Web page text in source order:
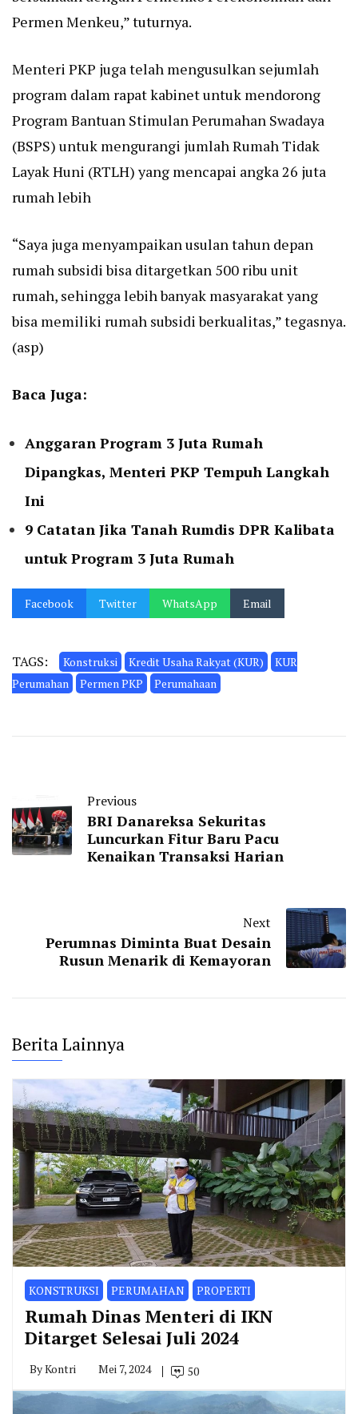
Permen Menkeu,” tuturnya.
Menteri PKP juga telah mengusulkan sejumlah
program dalam rapat kabinet untuk mendorong
Program Bantuan Stimulan Perumahan Swadaya
(BSPS) untuk mengurangi jumlah Rumah Tidak
Layak Huni (RTLH) yang mencapai angka 26 juta
rumah lebih
“Saya juga menyampaikan usulan tahun depan
rumah subsidi bisa ditargetkan 500 ribu unit
rumah, sehingga lebih banyak masyarakat yang
bisa memiliki rumah subsidi berkualitas,” tegasnya.
(asp)
Baca Juga:
Anggaran Program 3 Juta Rumah
Dipangkas, Menteri PKP Tempuh Langkah
Ini
9 Catatan Jika Tanah Rumdis DPR Kalibata
untuk Program 3 Juta Rumah
Facebook Twitter WhatsApp Email
TAGS: Konstruksi Kredit Usaha Rakyat (KUR)
KUR
Perumahan
Permen PKP Perumahaan
Previous
BRI Danareksa Sekuritas
Luncurkan Fitur Baru Pacu
Kenaikan Transaksi Harian
Next
Perumnas Diminta Buat Desain
Rusun Menarik di Kemayoran
Berita Lainnya
KONSTRUKSI PERUMAHAN PROPERTI
Rumah Dinas Menteri di IKN
Ditarget Selesai Juli 2024
ByKontri Mei 7, 2024 50